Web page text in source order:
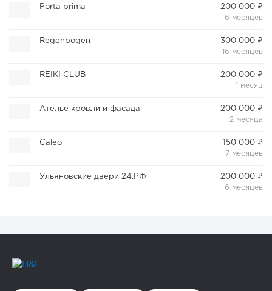
Porta prima
200 000 ₽
6 месяцев
Regenbogen
300 000 ₽
16 месяцев
REIKI CLUB
200 000 ₽
1 месяц
Ателье кровли и фасада
200 000 ₽
2 месяца
Caleo
150 000 ₽
7 месяцев
Ульяновские двери 24.РФ
200 000 ₽
6 месяцев